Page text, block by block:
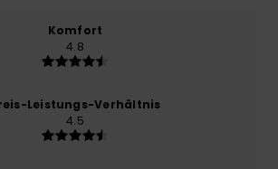
Komfort
4.8
Leistungs-Verhältnis
4.5